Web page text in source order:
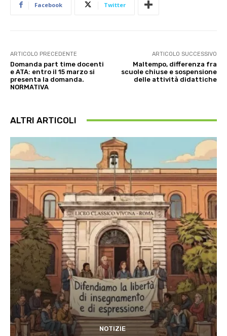
Facebook Twitter
ARTICOLO PRECEDENTE
Domanda part time docenti
e ATA: entro il 15 marzo si
presenta la domanda.
NORMATIVA
ARTICOLO SUCCESSIVO
Maltempo, differenza fra
scuole chiuse e sospensione
delle attività didattiche
ALTRI ARTICOLI
NOTIZIE